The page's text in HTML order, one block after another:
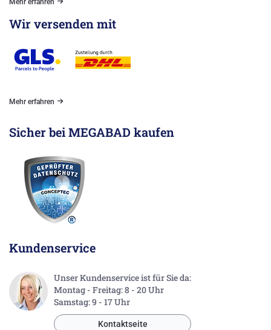
Mehr erfahren
Wir versenden mit
Mehr erfahren
Sicher bei MEGABAD kaufen
Kundenservice
Unser Kundenservice ist für Sie da:
Montag - Freitag: 8 - 20 Uhr
Samstag: 9 - 17 Uhr
Kontaktseite